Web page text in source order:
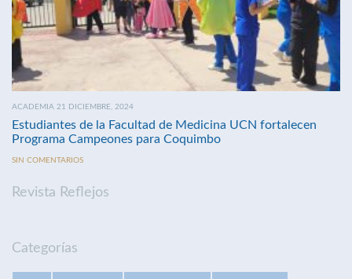
ACADEMIA 21 DICIEMBRE, 2024
Estudiantes de la Facultad de Medicina UCN fortalecen
Programa Campeones para Coquimbo
SIN COMENTARIOS
Revista Reflejos
Categorías